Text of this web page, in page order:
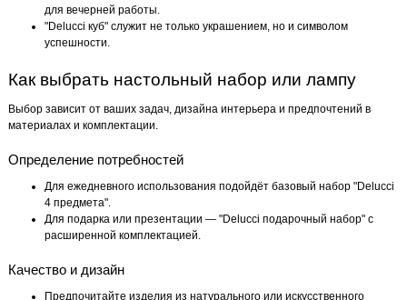
для вечерней работы.
"Delucci куб" служит не только украшением, но и символом
успешности.
Как выбрать настольный набор или лампу
Выбор зависит от ваших задач, дизайна интерьера и предпочтений в
материалах и комплектации.
Определение потребностей
Для ежедневного использования подойдёт базовый набор "Delucci
4 предмета".
Для подарка или презентации — "Delucci подарочный набор" с
расширенной комплектацией.
Качество и дизайн
Предпочитайте изделия из натурального или искусственного